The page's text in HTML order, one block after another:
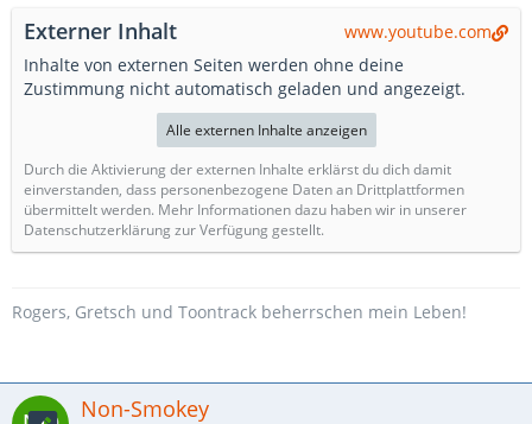
Externer Inhalt
www.youtube.com
Inhalte von externen Seiten werden ohne deine
Zustimmung nicht automatisch geladen und angezeigt.
Alle externen Inhalte anzeigen
Durch die Aktivierung der externen Inhalte erklärst du dich damit
einverstanden, dass personenbezogene Daten an Drittplattformen
übermittelt werden. Mehr Informationen dazu haben wir in unserer
Datenschutzerklärung zur Verfügung gestellt.
Rogers, Gretsch und Toontrack beherrschen mein Leben!
Non-Smokey